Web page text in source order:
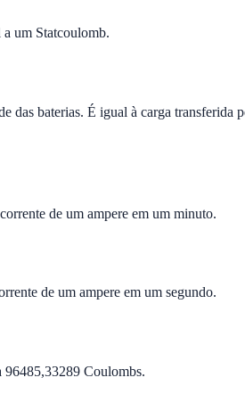
um Statcoulomb.
das baterias. É igual à carga transferida
de um ampere em um minuto.
de um ampere em um segundo.
96485,33289 Coulombs.